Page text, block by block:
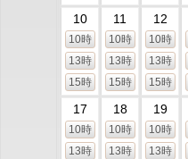
10
10時
13時
15時
11
10時
13時
15時
12
10時
13時
15時
17
10時
13時
18
10時
13時
19
10時
13時